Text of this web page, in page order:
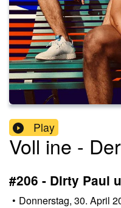
Play
Voll ine -
#206 - Dirty Paul
• Donnerstag, 30. April